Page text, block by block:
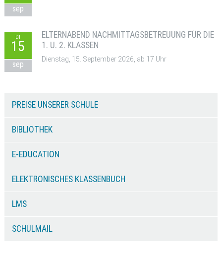
sep
DI
15
sep
ELTERNABEND NACHMITTAGSBETREUUNG FÜR DIE
1. U. 2. KLASSEN
Dienstag, 15. September 2026, ab 17 Uhr
PREISE UNSERER SCHULE
BIBLIOTHEK
E-EDUCATION
ELEKTRONISCHES KLASSENBUCH
LMS
SCHULMAIL